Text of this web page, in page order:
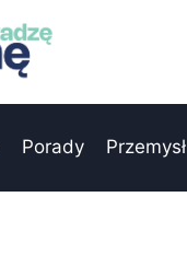
Porady Przemysł